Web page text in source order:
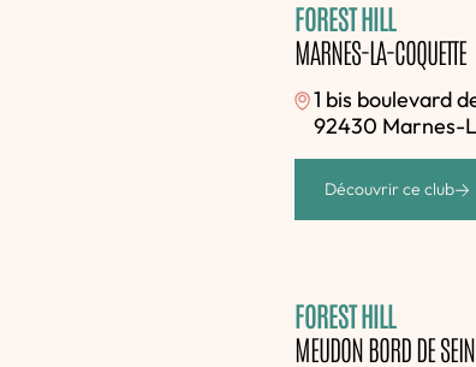
FOREST HILL
MARNES-LA-COQUETTE
1 bis boulevard
92430 Marnes-
Découvrir ce club
FOREST HILL
MEUDON BORD DE